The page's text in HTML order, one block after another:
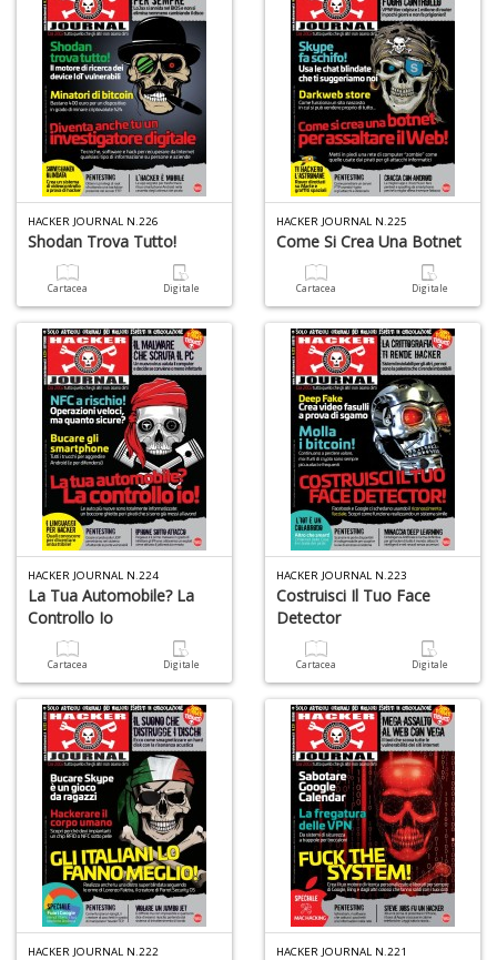
HACKER JOURNAL N.226
Shodan Trova Tutto!
Cartacea Digitale
HACKER JOURNAL N.225
Come Si Crea Una Botnet
Cartacea Digitale
HACKER JOURNAL N.224
La Tua Automobile? La
Controllo Io
Cartacea Digitale
HACKER JOURNAL N.223
Costruisci Il Tuo Face
Detector
Cartacea Digitale
HACKER JOURNAL N.222 HACKER JOURNAL N.221